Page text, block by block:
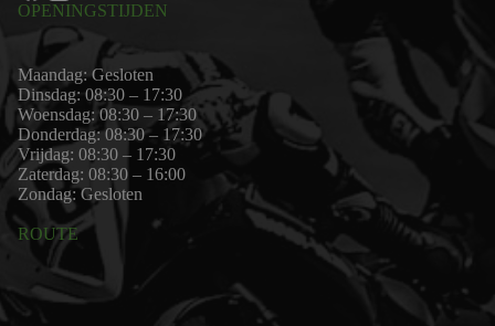
OPENINGSTIJDEN
Maandag: Gesloten
Dinsdag: 08:30 – 17:30
Woensdag: 08:30 – 17:30
Donderdag: 08:30 – 17:30
Vrijdag: 08:30 – 17:30
Zaterdag: 08:30 – 16:00
Zondag: Gesloten
ROUTE